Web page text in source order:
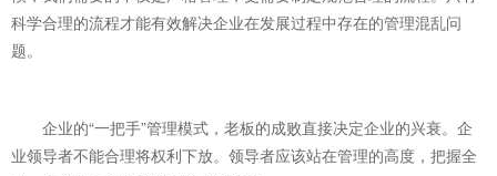
科学合理的流程才能有效解决企业在发展过程中存在的管理混乱问
题。
企业的“一把手”管理模式，老板的成败直接决定企业的兴衰。企
业领导者不能合理将权利下放。领导者应该站在管理的高度，把握全